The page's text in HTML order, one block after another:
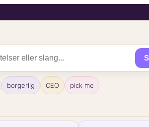
borgerlig CEO pick me